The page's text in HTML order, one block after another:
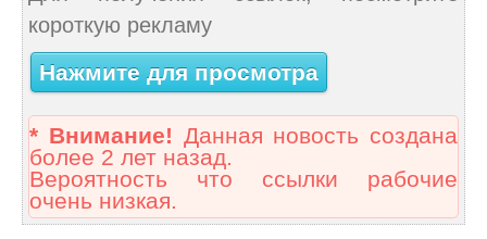
короткую рекламу
Нажмите для просмотра
* Внимание! Данная новость создана
более 2 лет назад.
Вероятность что ссылки рабочие
очень низкая.